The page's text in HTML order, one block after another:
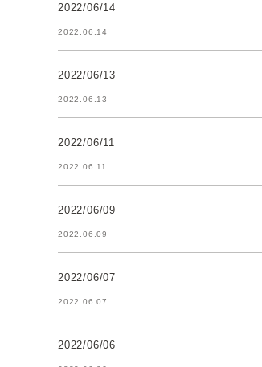
2022/06/14
2022.06.14
2022/06/13
2022.06.13
2022/06/11
2022.06.11
2022/06/09
2022.06.09
2022/06/07
2022.06.07
2022/06/06